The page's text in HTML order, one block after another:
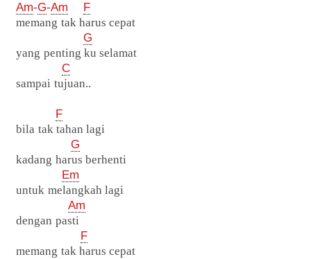
Am-G-Am
F
memang tak harus cepat
G
yang penting ku selamat
C
sampai tujuan..
F
bila tak tahan lagi
G
kadang harus berhenti
Em
untuk melangkah lagi
Am
dengan pasti
F
memang tak harus cepat